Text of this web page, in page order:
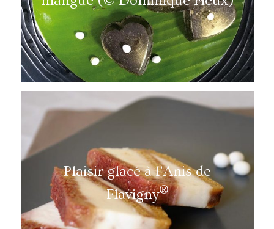
Plaisir glacé à l’Anis de
Flavigny®